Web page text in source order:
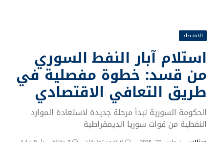
الاقتصاد
استلام آبار النفط السوري
من قسد: خطوة مفصلية في
طريق التعافي الاقتصادي
الحكومة السورية تبدأ مرحلة جديدة لاستعادة الموارد
النفطية من قوات سوريا الديمقراطية